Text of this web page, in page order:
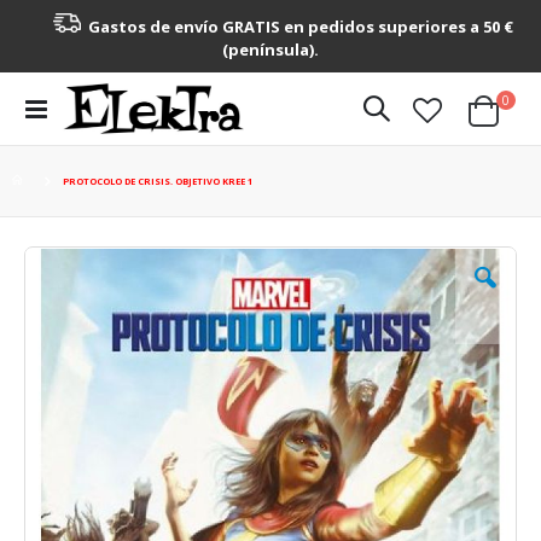
Gastos de envío GRATIS en pedidos superiores a 50 €
(península).
Toggle
Nav
Cart
0
PROTOCOLO DE CRISIS. OBJETIVO KREE 1
Saltar